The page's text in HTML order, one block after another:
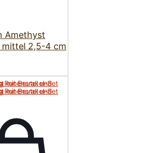
Amethyst
2,5-4 cm